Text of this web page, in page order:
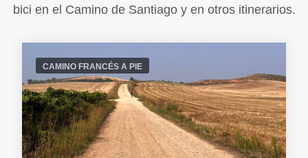
bici en el Camino de Santiago y en otros itinerarios.
CAMINO FRANCÉS A PIE